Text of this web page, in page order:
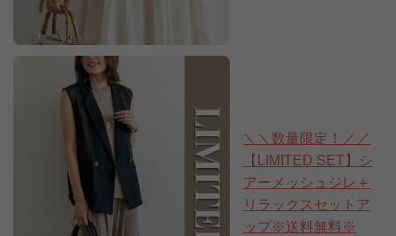
＼＼数量限定！／／
【LIMITED SET】シ
アーメッシュジレ＋
リラックスセットア
ップ※送料無料※